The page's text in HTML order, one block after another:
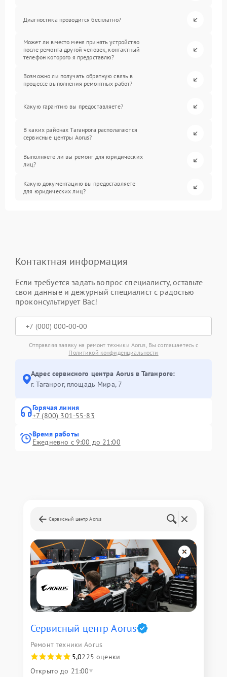
Диагностика проводится бесплатно?
Может ли вместо меня принять устройство
после ремонта другой человек, контактный
телефон которого я предоставлю?
Возможно ли получать обратную связь в
процессе выполнения ремонтных работ?
Какую гарантию вы предоставляете?
В каких районах Таганрога располагаются
сервисные центры Aorus?
Выполняете ли вы ремонт для юридических
лиц?
Какую документацию вы предоставляете
для юридических лиц?
Контактная информация
Если требуется задать вопрос специалисту, оставьте
свои данные и дежурный специалист с радостью
проконсультирует Вас!
Отправляя заявку на ремонт техники Aorus, Вы соглашаетесь с
Политикой конфиденциальности
Адрес сервисного центра Aorus в Таганроге:
г. Таганрог, площадь Мира, 7
Горячая линия
+7 (800) 301-55-83
Время работы
Ежедневно с 9:00 до 21:00
Сервисный центр Aorus
Сервисный центр Aorus
Ремонт техники Aorus
5,0225 оценки
Открыто до 21:00